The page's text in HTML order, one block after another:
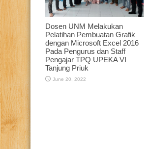
Dosen UNM Melakukan
Pelatihan Pembuatan Grafik
dengan Microsoft Excel 2016
Pada Pengurus dan Staff
Pengajar TPQ UPEKA VI
Tanjung Priuk
June 20, 2022